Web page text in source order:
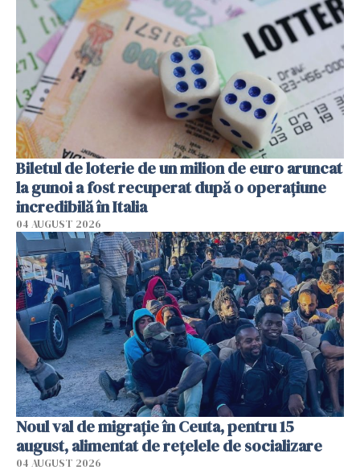
Biletul de loterie de un milion de euro aruncat
la gunoi a fost recuperat după o operațiune
incredibilă în Italia
04 AUGUST 2026
Noul val de migrație în Ceuta, pentru 15
august, alimentat de rețelele de socializare
04 AUGUST 2026